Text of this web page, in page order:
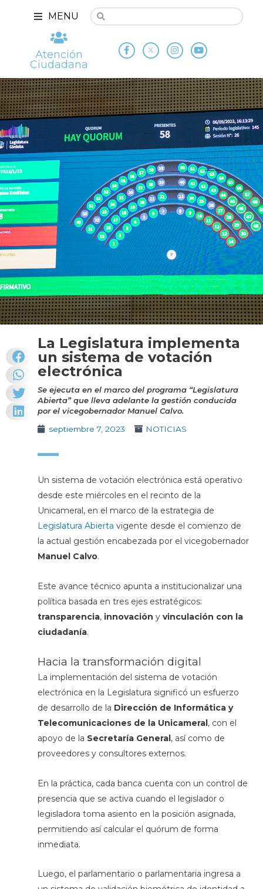
MENU
Atención
Ciudadana
La Legislatura implementa
un sistema de votación
electrónica
Se ejecuta en el marco del programa “Legislatura
Abierta” que lleva adelante la gestión conducida
por el vicegobernador Manuel Calvo.
septiembre 7, 2023
NOTICIAS
Un sistema de votación electrónica está operativo
desde este miércoles en el recinto de la
Unicameral, en el marco de la estrategia de
Legislatura Abierta vigente desde el comienzo de
la actual gestión encabezada por el vicegobernador
Manuel Calvo.
Este avance técnico apunta a institucionalizar una
política basada en tres ejes estratégicos:
transparencia, innovación y vinculación con la
ciudadanía.
Hacia la transformación digital
La implementación del sistema de votación
electrónica en la Legislatura significó un esfuerzo
de desarrollo de la Dirección de Informática y
Telecomunicaciones de la Unicameral, con el
apoyo de la Secretaría General, así como de
proveedores y consultores externos.
En la práctica, cada banca cuenta con un control de
presencia que se activa cuando el legislador o
legisladora toma asiento en la posición asignada,
permitiendo así calcular el quórum de forma
inmediata.
Luego, el parlamentario o parlamentaria ingresa a